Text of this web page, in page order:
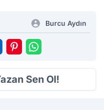
Burcu Aydın
Sen Ol!